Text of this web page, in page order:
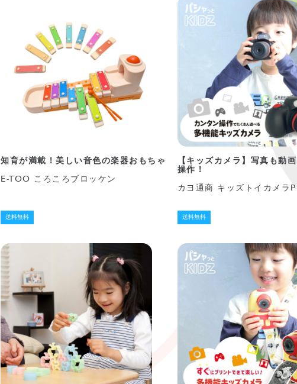
知育が満載！美しい音色の楽器おもちゃ
E-TOO ころころブロッケン
送料無料
【キッズカメラ】写真も動
操作！
カヨ通商 キッズトイカメラ
送料無料